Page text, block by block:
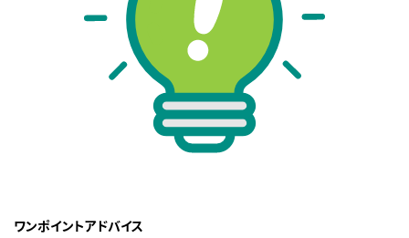
ワンポイントアドバイス